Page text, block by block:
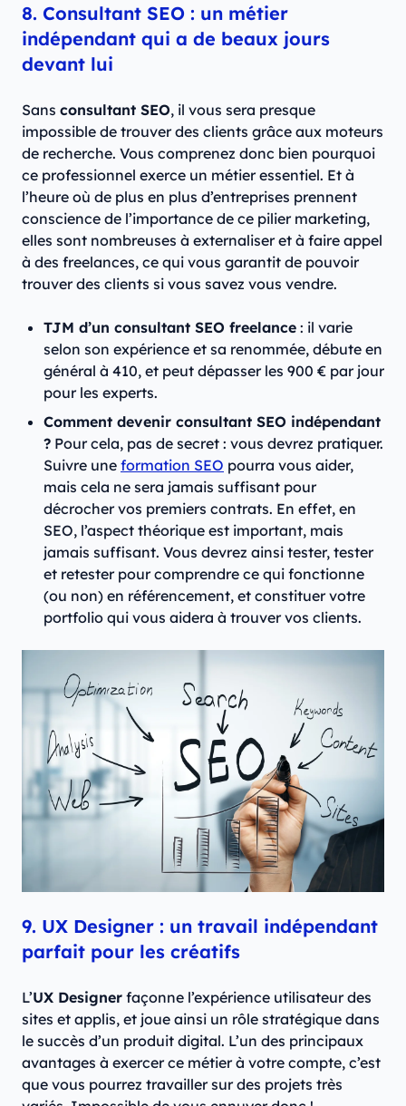
8. Consultant SEO : un métier
indépendant qui a de beaux jours
devant lui
Sans consultant SEO, il vous sera presque
impossible de trouver des clients grâce aux moteurs
de recherche. Vous comprenez donc bien pourquoi
ce professionnel exerce un métier essentiel. Et à
l’heure où de plus en plus d’entreprises prennent
conscience de l’importance de ce pilier marketing,
elles sont nombreuses à externaliser et à faire appel
à des freelances, ce qui vous garantit de pouvoir
trouver des clients si vous savez vous vendre.
TJM d’un consultant SEO freelance : il varie
selon son expérience et sa renommée, débute en
général à 410, et peut dépasser les 900 € par jour
pour les experts.
Comment devenir consultant SEO indépendant
? Pour cela, pas de secret : vous devrez pratiquer.
Suivre une formation SEO pourra vous aider,
mais cela ne sera jamais suffisant pour
décrocher vos premiers contrats. En effet, en
SEO, l’aspect théorique est important, mais
jamais suffisant. Vous devrez ainsi tester, tester
et retester pour comprendre ce qui fonctionne
(ou non) en référencement, et constituer votre
portfolio qui vous aidera à trouver vos clients.
9. UX Designer : un travail indépendant
parfait pour les créatifs
L’UX Designer façonne l’expérience utilisateur des
sites et applis, et joue ainsi un rôle stratégique dans
le succès d’un produit digital. L’un des principaux
avantages à exercer ce métier à votre compte, c’est
que vous pourrez travailler sur des projets très